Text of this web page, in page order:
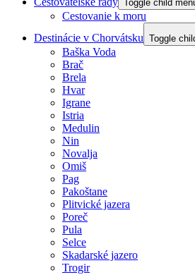
Toggle child
Cestovanie k moru
Destinácie v Chorvátsku Toggle
Baška Voda
Brač
Brela
Hvar
Igrane
Istria
Medulin
Nin
Novalja
Omiš
Pag
Pakoštane
Plitvické jazera
Poreč
Pula
Selce
Skadarské jazero
Trogir